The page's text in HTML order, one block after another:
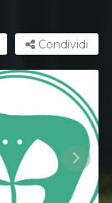
Condividi